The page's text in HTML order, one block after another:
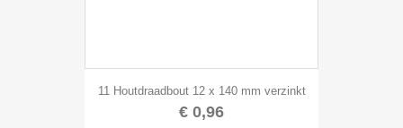
11 Houtdraadbout 12 x 140 mm verzinkt
€ 0,96